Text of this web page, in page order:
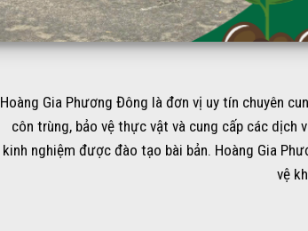
Hoàng Gia Phương Đông là đơn vị uy tín chuyên
côn trùng, bảo vệ thực vật và cung cấp các
kinh nghiệm được đào tạo bài bản. Hoàng Gia
vệ